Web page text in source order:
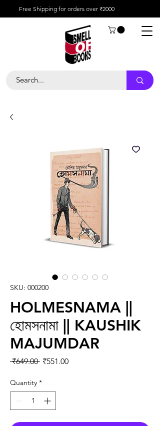
Free Shipping for orders over ₹2000
SKU: 000200
HOLMESNAMA ||
হোমসনামা || KAUSHIK
MAJUMDAR
₹649.00 Regular Price
₹551.00Sale Price
Quantity *